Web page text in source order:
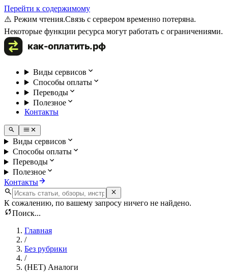
Перейти к содержимому
⚠️ Режим чтения.Связь с сервером временно потеряна.
Некоторые функции ресурса могут работать с ограничениями.
Виды сервисов
Способы оплаты
Переводы
Полезное
Контакты
Виды сервисов
Способы оплаты
Переводы
Полезное
Контакты
К сожалению, по вашему запросу ничего не найдено.
Поиск...
Главная
/
Без рубрики
/
(НЕТ) Аналоги